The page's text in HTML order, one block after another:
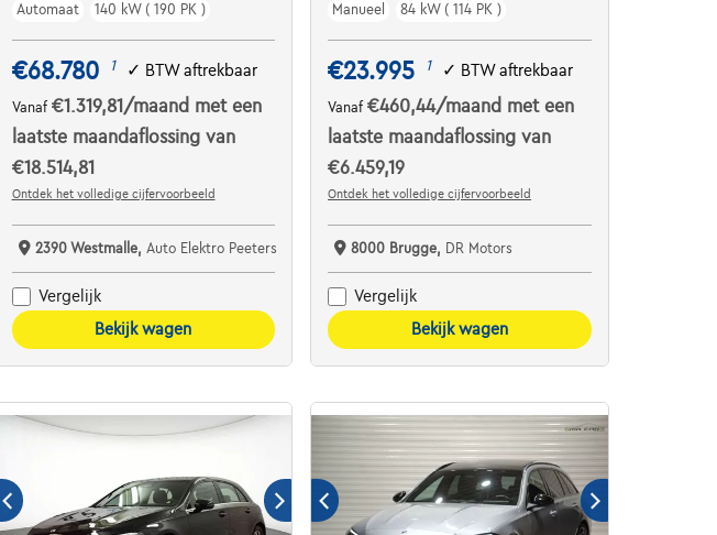
Automaat
140 kW ( 190 PK )
€68.780 1 ✓ BTW aftrekbaar
Vanaf €1.319,81 /maand met een
laatste maandaflossing van
€18.514,81
Ontdek het volledige cijfervoorbeeld
2390 Westmalle, Auto Elektro Peeters
Vergelijk
Bekijk wagen
Manueel
84 kW ( 114 PK )
€23.995 1 ✓ BTW aftrekbaar
Vanaf€460,44/maand met een
laatste maandaflossing van
€6.459,19
Ontdek het volledige cijfervoorbeeld
8000 Brugge, DR Motors
Vergelijk
Bekijk wagen